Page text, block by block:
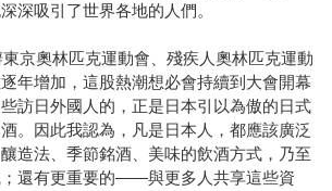
深吸引了世界各地的人們。
京奧林匹克運動會、殘疾人奧林匹克運動
年增加，這股熱潮想必會持續到大會開幕
訪日外國人的，正是日本引以為傲的日式
。因此我認為，凡是日本人，都應該廣泛
造法、季節銘酒、美味的飲酒方式，乃至
還有更重要的——與更多人共享這些資